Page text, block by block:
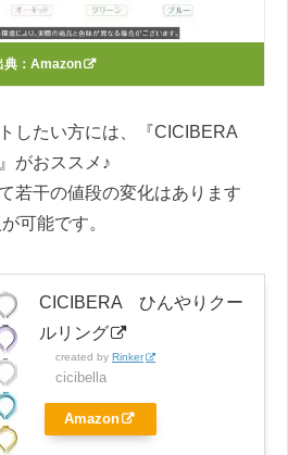
典： Amazon
したい方には、『CICIBERA
がおススメ♪
若干の値段の変化はあります
可能です。
CICIBERA ひんやりクー
ルリング
created by Rinker
cicibella
Amazon